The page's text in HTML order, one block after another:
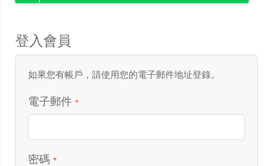
登入會員
如果您有帳戶，請使用您的電子郵件地址登錄。
電子郵件
密碼